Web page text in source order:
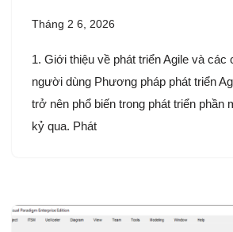
Tháng 2 6, 2026
1. Giới thiệu về phát triển Agile và các
người dùng Phương pháp phát triển
trở nên phổ biến trong phát triển phần
kỷ qua. Phát